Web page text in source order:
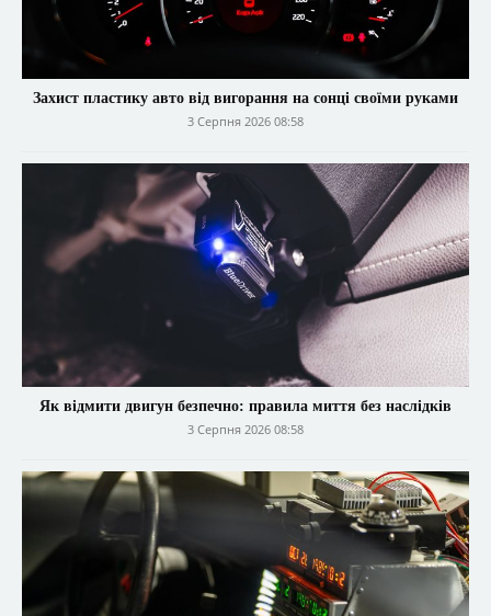
Захист пластику авто від вигорання на сонці своїми руками
3 Серпня 2026 08:58
Як відмити двигун безпечно: правила миття без наслідків
3 Серпня 2026 08:58